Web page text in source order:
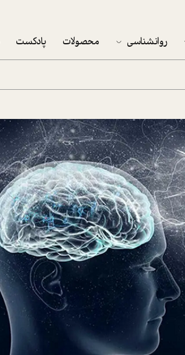
روانشناسی محصولات پادکست